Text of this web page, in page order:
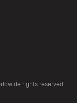
rights reserved.